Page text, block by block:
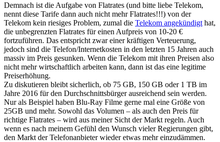
Demnach ist die Aufgabe von Flatrates (und bitte liebe Telekom,
nennt diese Tarife dann auch nicht mehr Flatrates!!!) von der
Telekom kein riesiges Problem, zumal die Telekom angekündigt hat,
die unbegrenzten Flatrates für einen Aufpreis von 10-20 €
fortzuführen. Das entspricht zwar einer kräftigen Verteuerung,
jedoch sind die Telefon/Internetkosten in den letzten 15 Jahren auch
massiv im Preis gesunken. Wenn die Telekom mit ihren Preisen also
nicht mehr wirtschaftlich arbeiten kann, dann ist das eine legitime
Preiserhöhung.
Zu diskutieren bleibt sicherlich, ob 75 GB, 150 GB oder 1 TB im
Jahre 2016 für den Durchschnittsbürger ausreichend sein werden.
Nur als Beispiel haben Blu-Ray Filme gerne mal eine Größe von
25GB und mehr. Sowohl das Volumen – als auch den Preis für
richtige Flatrates – wird aus meiner Sicht der Markt regeln. Auch
wenn es nach meinem Gefühl den Wunsch vieler Regierungen gibt,
den Markt der Telefonanbieter wieder etwas mehr einzudämmen.